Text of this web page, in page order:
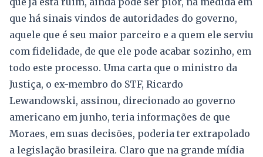
que há sinais vindos de autoridades do governo,
aquele que é seu maior parceiro e a quem ele serviu
com fidelidade, de que ele pode acabar sozinho, em
todo este processo. Uma carta que o ministro da
Justiça, o ex-membro do STF, Ricardo
Lewandowski, assinou, direcionado ao governo
americano em junho, teria informações de que
Moraes, em suas decisões, poderia ter extrapolado
a legislação brasileira. Claro que na grande mídia